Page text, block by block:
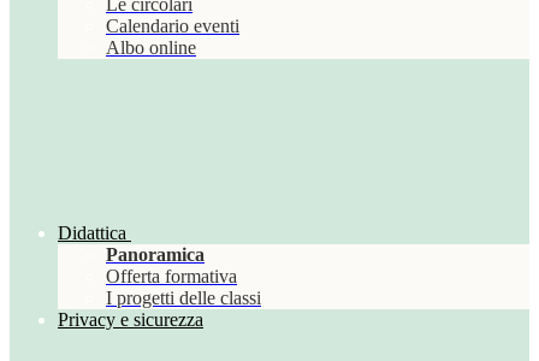
Le circolari
Calendario eventi
Albo online
Didattica
Panoramica
Offerta formativa
I progetti delle classi
Privacy e sicurezza